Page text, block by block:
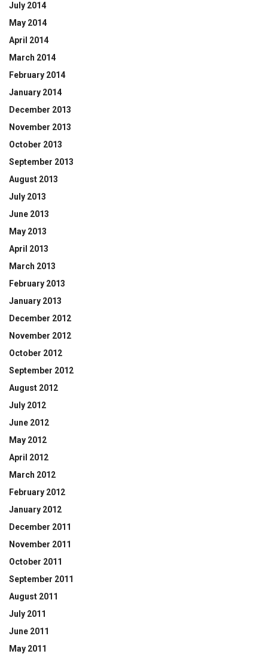
July 2014
May 2014
April 2014
March 2014
February 2014
January 2014
December 2013
November 2013
October 2013
September 2013
August 2013
July 2013
June 2013
May 2013
April 2013
March 2013
February 2013
January 2013
December 2012
November 2012
October 2012
September 2012
August 2012
July 2012
June 2012
May 2012
April 2012
March 2012
February 2012
January 2012
December 2011
November 2011
October 2011
September 2011
August 2011
July 2011
June 2011
May 2011